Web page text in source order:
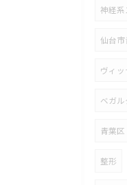
神経系
仙台
ヴィ
ベガル
青葉区
整形